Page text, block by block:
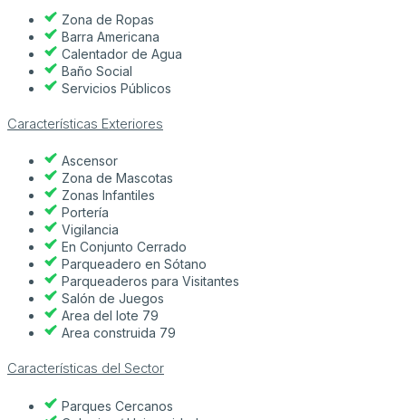
Zona de Ropas
Barra Americana
Calentador de Agua
Baño Social
Servicios Públicos
Características Exteriores
Ascensor
Zona de Mascotas
Zonas Infantiles
Portería
Vigilancia
En Conjunto Cerrado
Parqueadero en Sótano
Parqueaderos para Visitantes
Salón de Juegos
Area del lote 79
Area construida 79
Características del Sector
Parques Cercanos